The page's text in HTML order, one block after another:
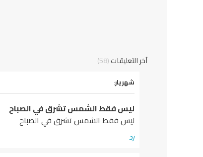
آخر التعليقات(58)
يقول
شهريار:
ليس فقط الشمس تشرق في الصباح
ليس فقط الشمس تشرق في الصباح
رد